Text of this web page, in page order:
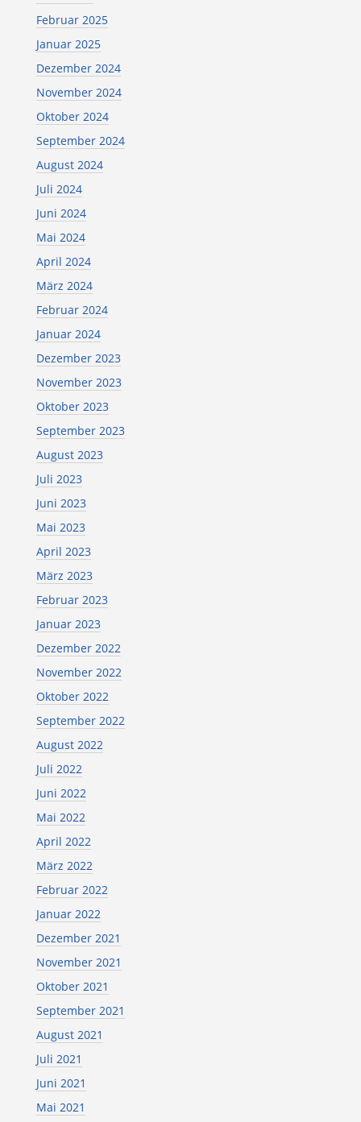
Februar 2025
Januar 2025
Dezember 2024
November 2024
Oktober 2024
September 2024
August 2024
Juli 2024
Juni 2024
Mai 2024
April 2024
März 2024
Februar 2024
Januar 2024
Dezember 2023
November 2023
Oktober 2023
September 2023
August 2023
Juli 2023
Juni 2023
Mai 2023
April 2023
März 2023
Februar 2023
Januar 2023
Dezember 2022
November 2022
Oktober 2022
September 2022
August 2022
Juli 2022
Juni 2022
Mai 2022
April 2022
März 2022
Februar 2022
Januar 2022
Dezember 2021
November 2021
Oktober 2021
September 2021
August 2021
Juli 2021
Juni 2021
Mai 2021